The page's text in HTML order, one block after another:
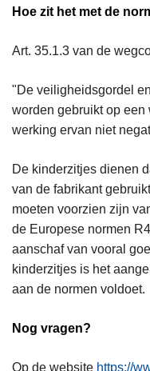
Hoe zit het met de
Art. 35.1.3 van de
"De veiligheidsgordel
worden gebruikt op
werking ervan niet
De kinderzitjes dienen
van de fabrikant
moeten voorzien zijn
de Europese normen
aanschaf van vooral
kinderzitjes is het
aan de normen voldoet.
Nog vragen?
Op de website https://